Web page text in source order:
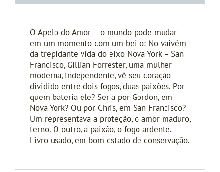
O Apelo do Amor – o mundo pode mudar
em um momento com um beijo: No vaivém
da trepidante vida do eixo Nova York – San
Francisco, Gillian Forrester, uma mulher
moderna, independente, vê seu coração
dividido entre dois fogos, duas paixões. Por
quem bateria ele? Seria por Gordon, em
Nova York? Ou por Chris, em San Francisco?
Um representava a proteção, o amor maduro,
terno. O outro, a paixão, o fogo ardente.
Livro usado, em bom estado de conservação.